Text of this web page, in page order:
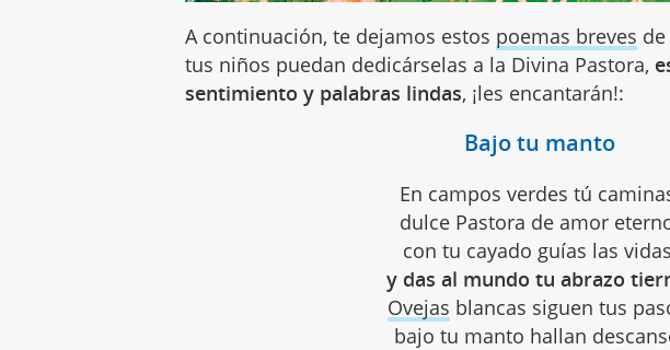
A continuación, te dejamos estos poemas breves
tus niños puedan dedicárselas a la Divina Pastora,
sentimiento y palabras lindas, ¡les encantarán!:
Bajo tu manto
En campos verdes tú
dulce Pastora de amor
con tu cayado guías las
y das al mundo tu abrazo
Ovejas blancas siguen tus
bajo tu manto hallan